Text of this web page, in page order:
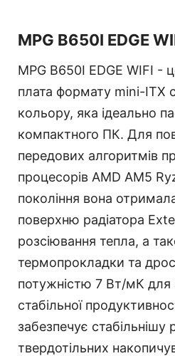
MPG B650I EDGE
MPG B650I EDGE WIFI -
плата формату mini-ITX
кольору, яка ідеально
компактного ПК. Для
передових алгоритмів
процесорів AMD AM5
покоління вона
поверхню радіатора
розсіювання тепла, а
термопрокладки та
потужністю 7 Вт/мК для
стабільної
забезпечує стабільнішу
твердотільних